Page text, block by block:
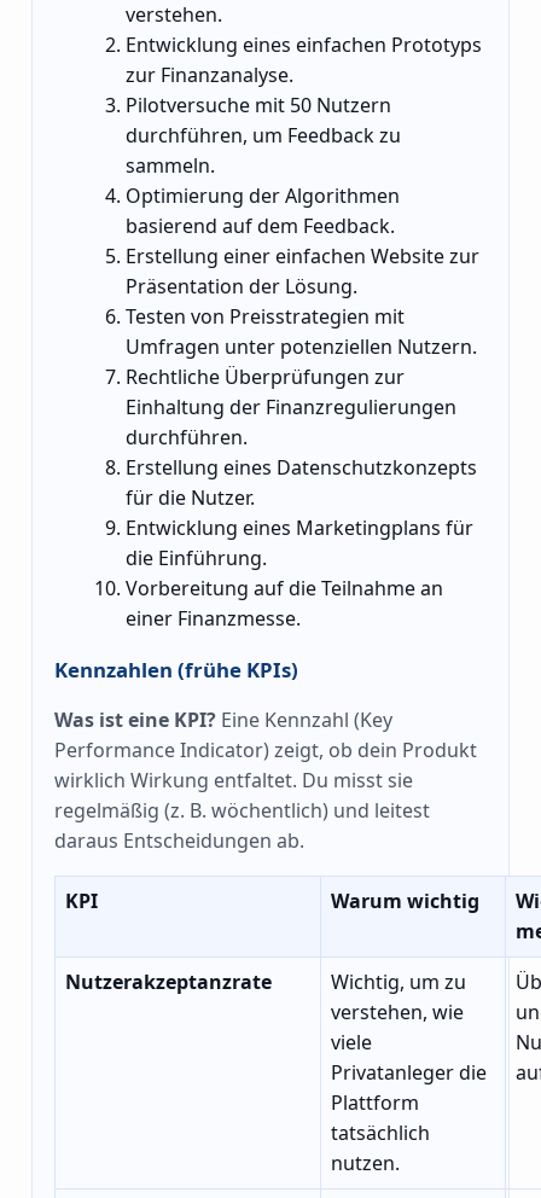
verstehen.
Entwicklung eines einfachen Prototyps
zur Finanzanalyse.
Pilotversuche mit 50 Nutzern
durchführen, um Feedback zu
sammeln.
Optimierung der Algorithmen
basierend auf dem Feedback.
Erstellung einer einfachen Website zur
Präsentation der Lösung.
Testen von Preisstrategien mit
Umfragen unter potenziellen Nutzern.
Rechtliche Überprüfungen zur
Einhaltung der Finanzregulierungen
durchführen.
Erstellung eines Datenschutzkonzepts
für die Nutzer.
Entwicklung eines Marketingplans für
die Einführung.
Vorbereitung auf die Teilnahme an
einer Finanzmesse.
Kennzahlen (frühe KPIs)
Was ist eine KPI? Eine Kennzahl (Key
Performance Indicator) zeigt, ob dein Produkt
wirklich Wirkung entfaltet. Du misst sie
regelmäßig (z. B. wöchentlich) und leitest
daraus Entscheidungen ab.
KPI Warum wichtig
Nutzerakzeptanzrate
Wichtig, um zu
verstehen, wie
viele
Privatanleger die
Plattform
tatsächlich
nutzen.